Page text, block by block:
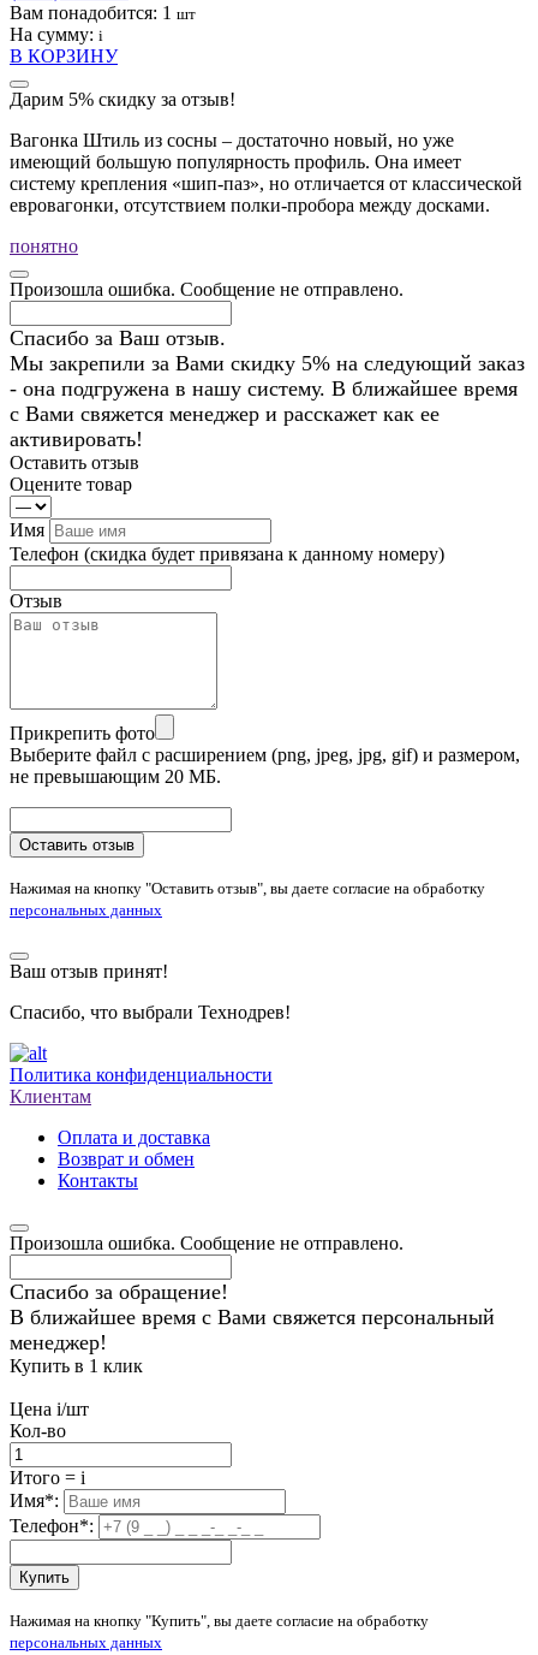
Вам понадобится: 1 шт
На сумму: i
В КОРЗИНУ
Дарим 5% скидку за отзыв!
Вагонка Штиль из сосны – достаточно новый, но уже
имеющий большую популярность профиль. Она имеет
систему крепления «шип-паз», но отличается от классической
евровагонки, отсутствием полки-пробора между досками.
понятно
Произошла ошибка. Сообщение не отправлено.
Спасибо за Ваш отзыв.
Мы закрепили за Вами скидку 5% на следующий заказ
- она подгружена в нашу систему. В ближайшее время
с Вами свяжется менеджер и расскажет как ее
активировать!
Оставить отзыв
Оцените товар
Имя
Телефон (скидка будет привязана к данному номеру)
Отзыв
Прикрепить фото
Выберите файл с расширением (png, jpeg, jpg, gif) и размером,
не превышающим 20 МБ.
Оставить отзыв
Нажимая на кнопку "Оставить отзыв", вы даете согласие на обработку
персональных данных
Ваш отзыв принят!
Спасибо, что выбрали Технодрев!
Политика конфиденциальности
Клиентам
Оплата и доставка
Возврат и обмен
Контакты
Произошла ошибка. Сообщение не отправлено.
Спасибо за обращение!
В ближайшее время с Вами свяжется персональный
менеджер!
Купить в 1 клик
Цена i/шт
Кол-во
Итого = i
Имя*:
Телефон*:
Купить
Нажимая на кнопку "Купить", вы даете согласие на обработку
персональных данных